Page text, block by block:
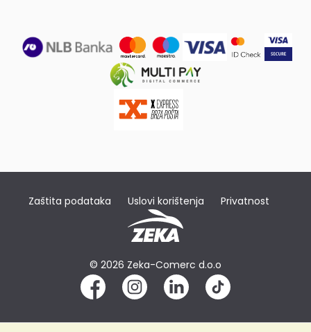
Zaštita podataka Uslovi korištenja Privatnost
© 2026 Zeka-Comerc d.o.o